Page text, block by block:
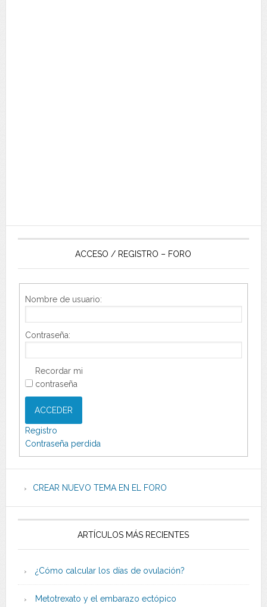
ACCESO / REGISTRO – FORO
Nombre de usuario:
Contraseña:
Recordar mi
contraseña
ACCEDER
Registro
Contraseña perdida
CREAR NUEVO TEMA EN EL FORO
ARTÍCULOS MÁS RECIENTES
¿Cómo calcular los días de ovulación?
Metotrexato y el embarazo ectópico